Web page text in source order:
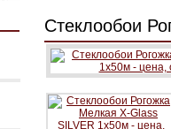
Стеклообои